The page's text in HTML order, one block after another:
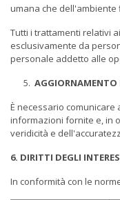
umana che dell'ambiente
Tutti i trattamenti relativi
esclusivamente da
personale addetto alle
AGGIORNAMENTO
È necessario comunicare
informazioni fornite e, in
veridicità e
6. DIRITTI DEGLI
In conformità con le